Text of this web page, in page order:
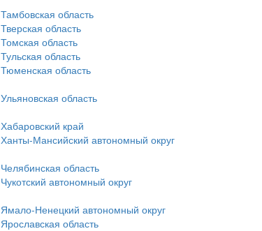
Тамбовская область
Тверская область
Томская область
Тульская область
Тюменская область
Ульяновская область
Хабаровский край
Ханты-Мансийский автономный округ
Челябинская область
Чукотский автономный округ
Ямало-Ненецкий автономный округ
Ярославская область